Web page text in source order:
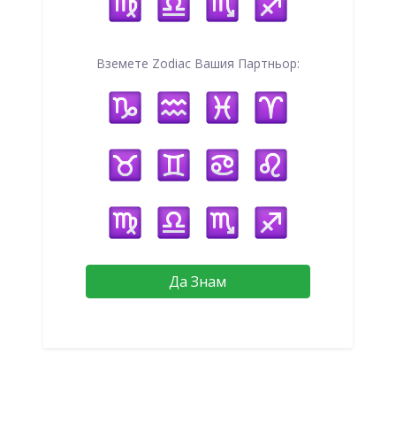
Вземете Zodiac Вашия Партньор:
Да Знам